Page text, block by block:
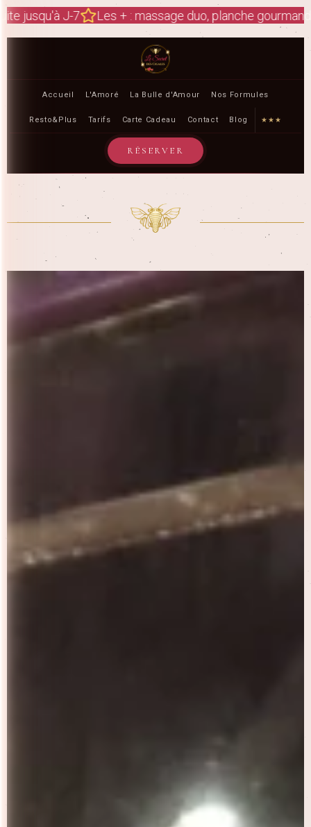
duo, planche gourmande, boissons... Décoration
Accueil L'Amoré La Bulle d'Amour Nos Formules
Resto&Plus Tarifs Carte Cadeau Contact Blog ★★★
RÉSERVER